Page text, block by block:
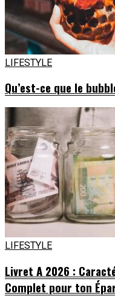
LIFESTYLE
Qu’est-ce que le
LIFESTYLE
Livret A 2026 :
Complet pour ton